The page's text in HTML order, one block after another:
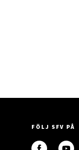
FÖLJ SFV PÅ